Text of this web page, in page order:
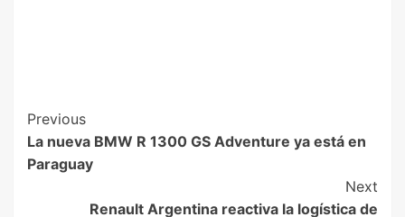
Previous
La nueva BMW R 1300 GS Adventure ya está en
Paraguay
Next
Renault Argentina reactiva la logística de